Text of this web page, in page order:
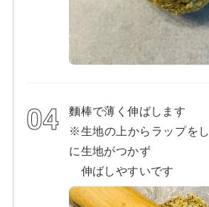
麵棒で薄く伸ばします
※生地の上からラップを
に生地がつかず
伸ばしやすいです